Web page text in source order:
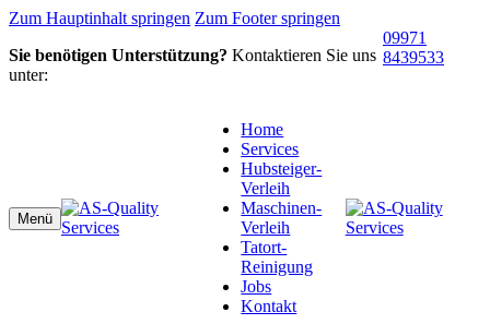
Zum Hauptinhalt springen Zum Footer springen
Sie benötigen Unterstützung? Kontaktieren Sie uns
unter:
09971
8439533
Menü
Home
Services
Hubsteiger-
Verleih
Maschinen-
Verleih
Tatort-
Reinigung
Jobs
Kontakt